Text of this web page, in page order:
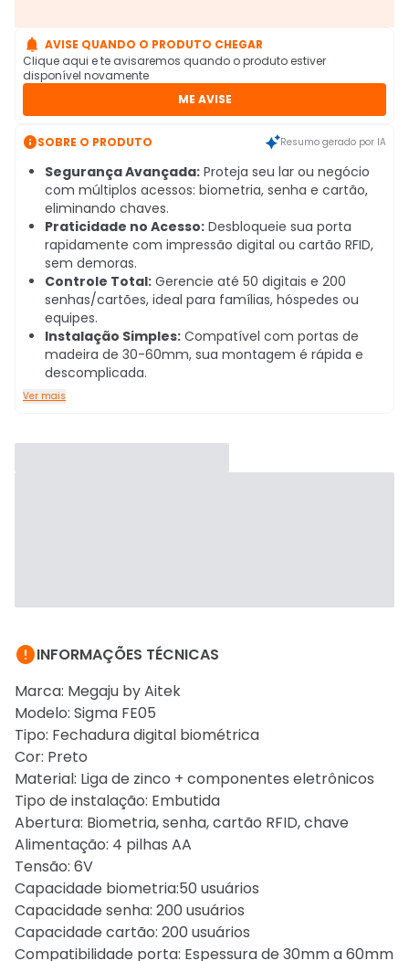
 AVISE QUANDO O PRODUTO CHEGAR
Clique aqui e te avisaremos quando o produto estiver
disponível novamente
ME AVISE
SOBRE O PRODUTO Resumo gerado por IA
Segurança Avançada: Proteja seu lar ou negócio
com múltiplos acessos: biometria, senha e cartão,
eliminando chaves.
Praticidade no Acesso: Desbloqueie sua porta
rapidamente com impressão digital ou cartão RFID,
sem demoras.
Controle Total: Gerencie até 50 digitais e 200
senhas/cartões, ideal para famílias, hóspedes ou
equipes.
Instalação Simples: Compatível com portas de
madeira de 30-60mm, sua montagem é rápida e
descomplicada.
Ver mais
INFORMAÇÕES TÉCNICAS
Marca: Megaju by Aitek
Modelo: Sigma FE05
Tipo: Fechadura digital biométrica
Cor: Preto
Material: Liga de zinco + componentes eletrônicos
Tipo de instalação: Embutida
Abertura: Biometria, senha, cartão RFID, chave
Alimentação: 4 pilhas AA
Tensão: 6V
Capacidade biometria:50 usuários
Capacidade senha: 200 usuários
Capacidade cartão: 200 usuários
Compatibilidade porta: Espessura de 30mm a 60mm